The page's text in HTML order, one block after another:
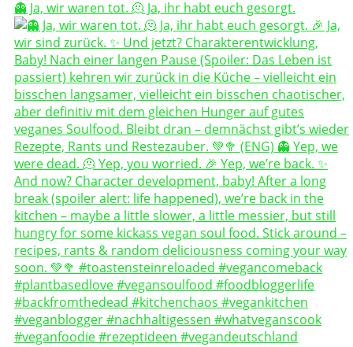
👻 Ja, wir waren tot. 🫠 Ja, ihr habt euch gesorgt.